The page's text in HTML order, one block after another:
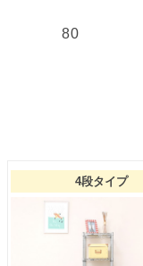
80
4段タイプ